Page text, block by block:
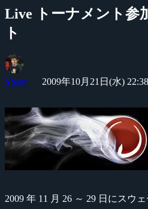
Live トーナメント参
ト
Yossy 2009年10月21日(水)
2009 年 11 月 26 ～ 29 日にスウ